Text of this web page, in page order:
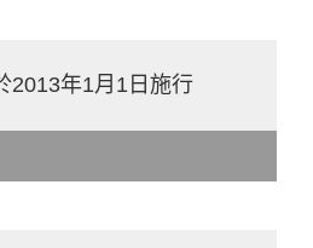
2013年1月1日施行